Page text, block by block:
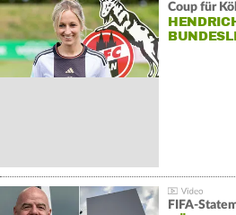
Coup für
FIFA-